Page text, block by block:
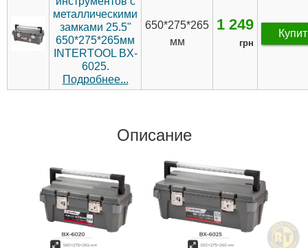
металлическими
замками 25.5"
650*275*265мм
INTERTOOL BX-
6025.
Подробнее...
650*275*265
мм
1 249
грн
Описание